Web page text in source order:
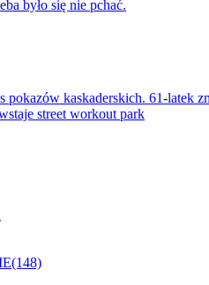
było się nie pchać.
pokazów kaskaderskich. 61-latek
street workout park